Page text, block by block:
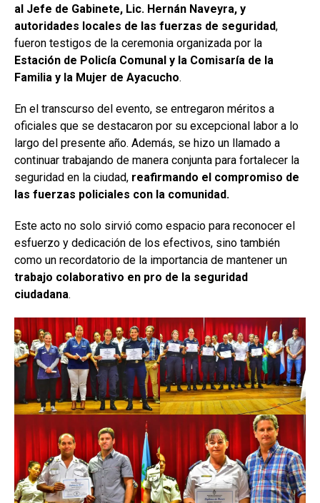
al Jefe de Gabinete, Lic. Hernán Naveyra, y
autoridades locales de las fuerzas de seguridad,
fueron testigos de la ceremonia organizada por la
Estación de Policía Comunal y la Comisaría de la
Familia y la Mujer de Ayacucho.
En el transcurso del evento, se entregaron méritos a
oficiales que se destacaron por su excepcional labor a lo
largo del presente año. Además, se hizo un llamado a
continuar trabajando de manera conjunta para fortalecer la
seguridad en la ciudad, reafirmando el compromiso de
las fuerzas policiales con la comunidad.
Este acto no solo sirvió como espacio para reconocer el
esfuerzo y dedicación de los efectivos, sino también
como un recordatorio de la importancia de mantener un
trabajo colaborativo en pro de la seguridad
ciudadana.